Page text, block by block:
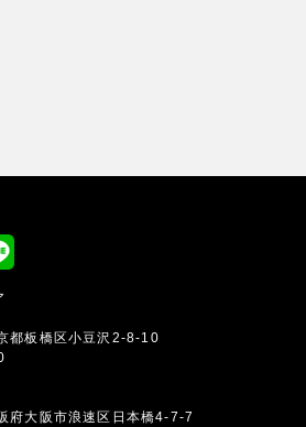
都板橋区小豆沢2-8-10
府大阪市浪速区日本橋4-7-7